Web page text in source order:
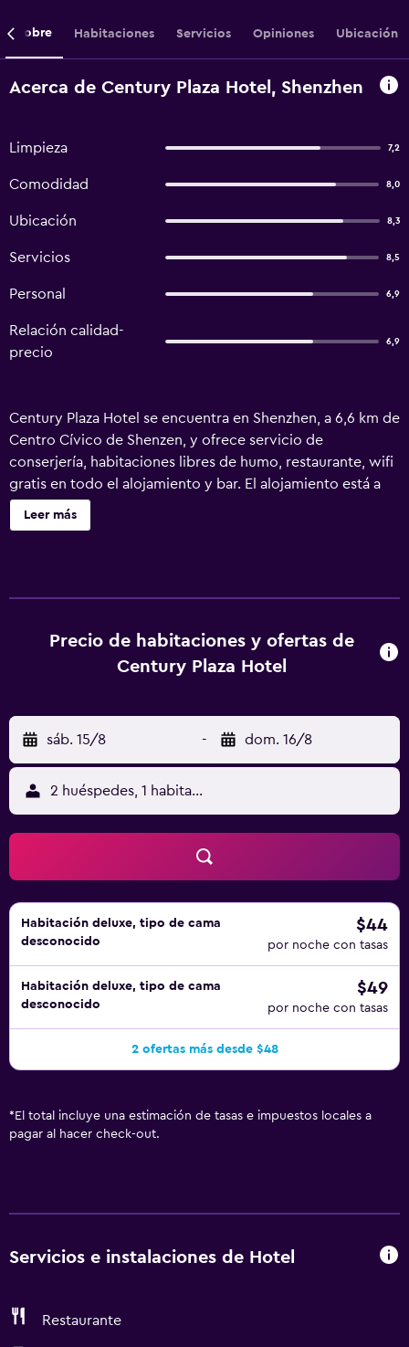
Sobre Habitaciones Servicios Opiniones Ubicación
Acerca de Century Plaza Hotel, Shenzhen
Limpieza 7,2
Comodidad 8,0
Ubicación 8,3
Servicios 8,5
Personal 6,9
Relación calidad-
precio
6,9
Century Plaza Hotel se encuentra en Shenzhen, a 6,6 km de
Centro Cívico de Shenzen, y ofrece servicio de
conserjería, habitaciones libres de humo, restaurante, wifi
gratis en todo el alojamiento y bar. El alojamiento está a
6,9 km de Estación Civic Center, a 7,4 km de Centro de
Exposiciones y Convenciones de Shenzhen y a 7,6 km de
momento. Estación de tren norte de Shenzen está a 15 km
del alojamiento, y Parque temático Happy Valley de
Leer más
Precio de habitaciones y ofertas de
Century Plaza Hotel
sáb. 15/8 - dom. 16/8
2 huéspedes, 1 habitación
Habitación deluxe, tipo de cama
desconocido
$44
por noche con tasas
Habitación deluxe, tipo de cama
desconocido
$49
por noche con tasas
2 ofertas más desde $48
* El total incluye una estimación de tasas e impuestos locales a
pagar al hacer check-out.
Servicios e instalaciones de Hotel
Restaurante